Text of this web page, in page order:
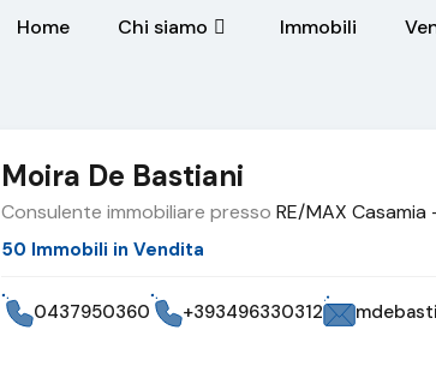
Home Chi siamo Immobili
Moira De Bastiani
Consulente immobiliare presso RE/MAX Casamia
50 Immobili in Vendita
0437950360 +393496330312